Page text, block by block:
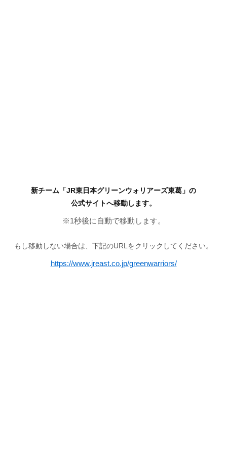
新チーム「JR東日本グリーンウォリアーズ東葛」の
公式サイトへ移動します。
※1秒後に自動で移動します。
もし移動しない場合は、下記のURLをクリックしてください。
https://www.jreast.co.jp/greenwarriors/